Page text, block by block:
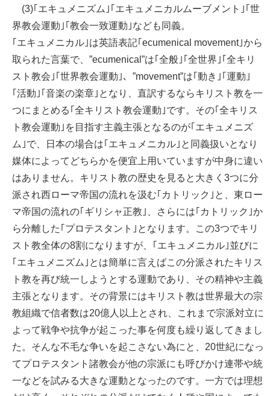
(3)｢エキュメニズム｣｢エキュメニカルムーブメント｣｢世
界教会運動｣｢教会一致運動｣なども同義。
｢エキュメニカル｣は英語表記｢ecumenical movement｣から
取られた言葉で、”ecumenical”は｢全般｣｢全世界｣｢全キリ
スト教会｣｢世界教会運動｣、”movement”は｢動き｣｢運動｣
｢活動｣｢音楽の楽章｣となり、直訳するならキリスト教を一
つにまとめる｢全キリスト教会運動｣です。その｢全キリス
ト教会運動｣を目指す主義主張となるのが｢エキュメニズ
ム｣で、日本の場合は｢エキュメニカル｣と同義扱いとなり
媒体によってどちらかを便宜上用いていますが中身に違い
はありません。キリスト教の歴史を見ると大きく3つに分
派され西ローマ帝国の流れを汲む｢カトリック｣と、東ロー
マ帝国の流れの｢ギリシャ正教｣、さらには｢カトリック｣か
ら分離した｢プロテスタント｣となります。この3つでキリ
スト教全体の8割になりますが、｢エキュメニカル｣並びに
｢エキュメニズム｣とは簡単に言えばこの分派されたキリス
ト教を再び統一しようとする運動であり、その精神や主義
主張となります。その背景にはキリスト教は世界最大の宗
教組織で信者数は20億人以上とされ、これまで宗派対立に
よって戦争や抗争が起こった事を何度も繰り返してきまし
た。そんな不毛な争いを起こさない為にと、20世紀になっ
てプロテスタント諸教会が他の宗派にも呼びかけ連帯や統
一などを試みる大きな運動となったのです。一方では理想